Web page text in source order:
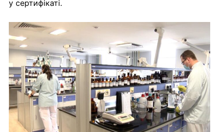
у сертифікаті.